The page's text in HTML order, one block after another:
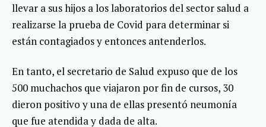
llevar a sus hijos a los laboratorios del sector salud a
realizarse la prueba de Covid para determinar si
están contagiados y entonces antenderlos.
En tanto, el secretario de Salud expuso que de los
500 muchachos que viajaron por fin de cursos, 30
dieron positivo y una de ellas presentó neumonía
que fue atendida y dada de alta.